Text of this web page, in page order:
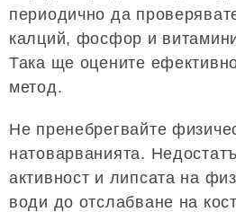
периодично да
калций, фосфор и
Така ще оцените
метод.
Не пренебрегвайте
натоварванията.
активност и липсата на
води до отслабване на